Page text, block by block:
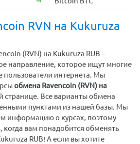
RVN на Kukuruza
(RVN) на Kukuruza RUB –
направление, которое ищут многие
пользователи интернета. Мы
обмена Ravencoin (RVN) на
странице. Все варианты обмена
пунктами из нашей базы. Мы
информацию о курсах, поэтому
когда вам понадобится обменять
RUB! А если вы хотите